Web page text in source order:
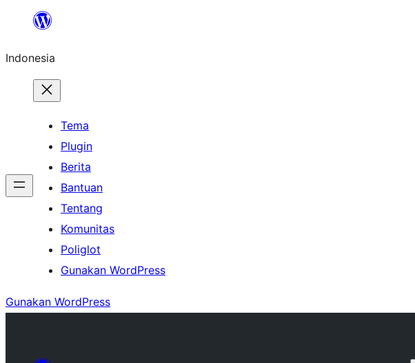
Lewati
konten
Indonesia
Tema
Plugin
Berita
Bantuan
Tentang
Komunitas
Poliglot
Gunakan WordPress
Gunakan WordPress